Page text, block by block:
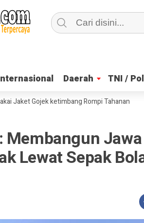
Daerah TNI /
Daerah TNI /
Gojek ketimbang Rompi Tahanan
Membangun Jawa
Lewat Sepak